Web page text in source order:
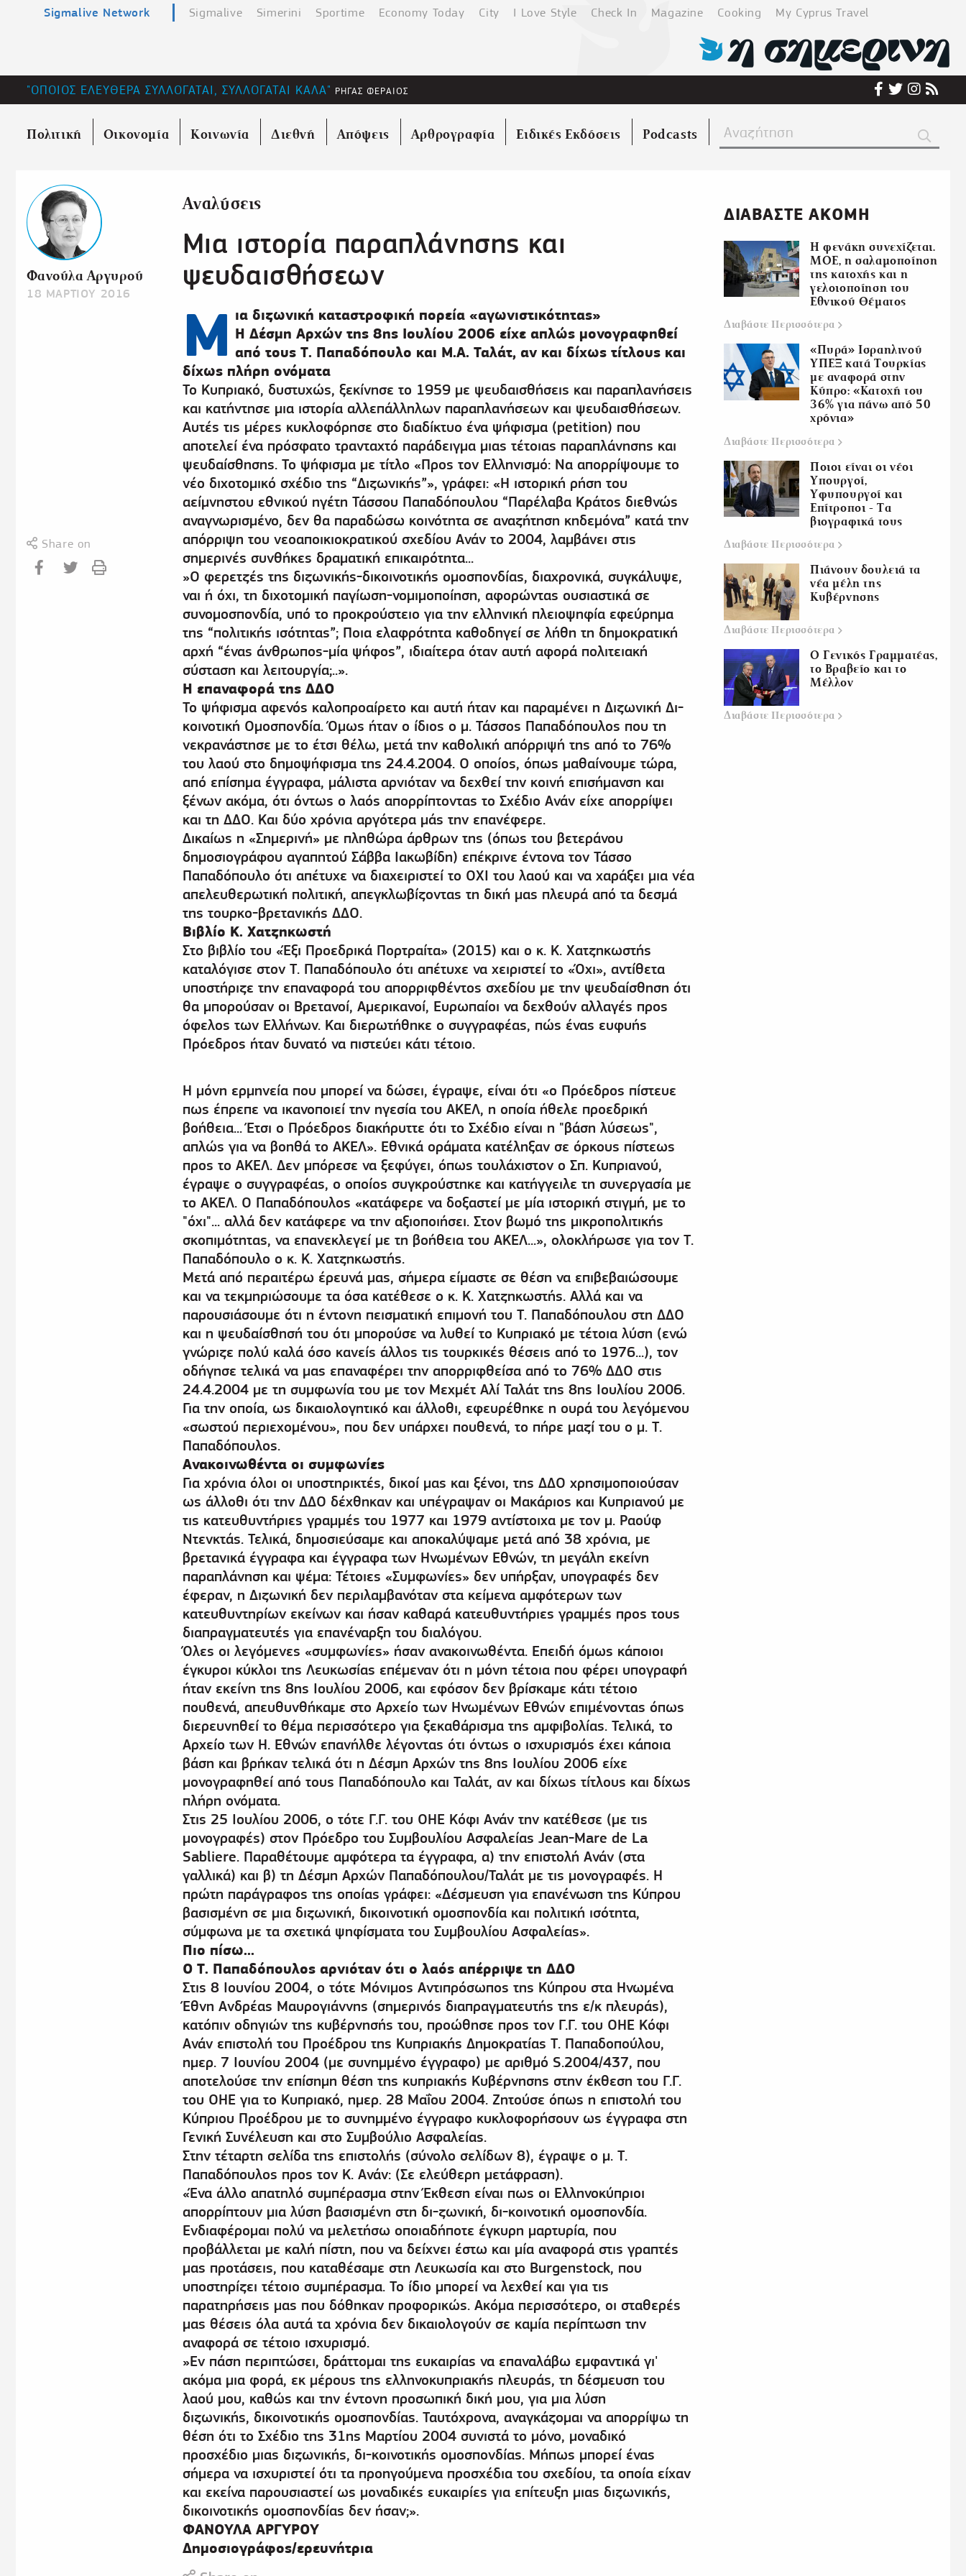
Sigmalive Network Sigmalive Simerini Sportime Economy Today City I Love Style Check In Magazine Cooking My Cyprus Travel
"ΟΠΟΙΟΣ ΕΛΕΥΘΕΡΑ ΣΥΛΛΟΓΑΤΑΙ, ΣΥΛΛΟΓΑΤΑΙ ΚΑΛΑ" ΡΗΓΑΣ ΦΕΡΑΙΟΣ
Πολιτική Οικονομία Κοινωνία Διεθνή Απόψεις Αρθρογραφία Ειδικές Εκδόσεις Podcasts
Φανούλα Αργυρού
18 ΜΑΡΤΙΟΥ 2016
Share on
Αναλύσεις
Μια ιστορία παραπλάνησης και
ψευδαισθήσεων
Μ ια διζωνική καταστροφική πορεία «αγωνιστικότητας»
Η Δέσμη Αρχών της 8ης Ιουλίου 2006 είχε απλώς μονογραφηθεί
από τους Τ. Παπαδόπουλο και Μ.Α. Ταλάτ, αν και δίχως τίτλους και
δίχως πλήρη ονόματα
Το Κυπριακό, δυστυχώς, ξεκίνησε το 1959 με ψευδαισθήσεις και παραπλανήσεις
και κατήντησε μια ιστορία αλλεπάλληλων παραπλανήσεων και ψευδαισθήσεων.
Αυτές τις μέρες κυκλοφόρησε στο διαδίκτυο ένα ψήφισμα (petition) που
αποτελεί ένα πρόσφατο τρανταχτό παράδειγμα μιας τέτοιας παραπλάνησης και
ψευδαίσθησης. Το ψήφισμα με τίτλο «Προς τον Ελληνισμό: Να απορρίψουμε το
νέο διχοτομικό σχέδιο της “Διζωνικής”», γράφει: «H ιστορική ρήση του
αείμνηστου εθνικού ηγέτη Τάσσου Παπαδόπουλου “Παρέλαβα Κράτος διεθνώς
αναγνωρισμένο, δεν θα παραδώσω κοινότητα σε αναζήτηση κηδεμόνα” κατά την
απόρριψη του νεοαποικιοκρατικού σχεδίου Ανάν το 2004, λαμβάνει στις
σημερινές συνθήκες δραματική επικαιρότητα...
»Ο φερετζές της διζωνικής-δικοινοτικής ομοσπονδίας, διαχρονικά, συγκάλυψε,
ναι ή όχι, τη διχοτομική παγίωση-νομιμοποίηση, αφορώντας ουσιαστικά σε
συνομοσπονδία, υπό το προκρούστειο για την ελληνική πλειοψηφία εφεύρημα
της “πολιτικής ισότητας”; Ποια ελαφρότητα καθοδηγεί σε λήθη τη δημοκρατική
αρχή “ένας άνθρωπος-μία ψήφος”, ιδιαίτερα όταν αυτή αφορά πολιτειακή
σύσταση και λειτουργία;..».
Η επαναφορά της ΔΔΟ
Το ψήφισμα αφενός καλοπροαίρετο και αυτή ήταν και παραμένει η Διζωνική Δι-
κοινοτική Ομοσπονδία. Όμως ήταν ο ίδιος ο μ. Τάσσος Παπαδόπουλος που τη
νεκρανάστησε με το έτσι θέλω, μετά την καθολική απόρριψή της από το 76%
του λαού στο δημοψήφισμα της 24.4.2004. Ο οποίος, όπως μαθαίνουμε τώρα,
από επίσημα έγγραφα, μάλιστα αρνιόταν να δεχθεί την κοινή επισήμανση και
ξένων ακόμα, ότι όντως ο λαός απορρίπτοντας το Σχέδιο Ανάν είχε απορρίψει
και τη ΔΔΟ. Και δύο χρόνια αργότερα μάς την επανέφερε.
Δικαίως η «Σημερινή» με πληθώρα άρθρων της (όπως του βετεράνου
δημοσιογράφου αγαπητού Σάββα Ιακωβίδη) επέκρινε έντονα τον Τάσσο
Παπαδόπουλο ότι απέτυχε να διαχειριστεί το ΟΧΙ του λαού και να χαράξει μια νέα
απελευθερωτική πολιτική, απεγκλωβίζοντας τη δική μας πλευρά από τα δεσμά
της τουρκο-βρετανικής ΔΔΟ.
Βιβλίο Κ. Χατζηκωστή
Στο βιβλίο του «Έξι Προεδρικά Πορτραίτα» (2015) και ο κ. Κ. Χατζηκωστής
καταλόγισε στον Τ. Παπαδόπουλο ότι απέτυχε να χειριστεί το «Όχι», αντίθετα
υποστήριζε την επαναφορά του απορριφθέντος σχεδίου με την ψευδαίσθηση ότι
θα μπορούσαν οι Βρετανοί, Αμερικανοί, Ευρωπαίοι να δεχθούν αλλαγές προς
όφελος των Ελλήνων. Και διερωτήθηκε ο συγγραφέας, πώς ένας ευφυής
Πρόεδρος ήταν δυνατό να πιστεύει κάτι τέτοιο.
Η μόνη ερμηνεία που μπορεί να δώσει, έγραψε, είναι ότι «ο Πρόεδρος πίστευε
πως έπρεπε να ικανοποιεί την ηγεσία του ΑΚΕΛ, η οποία ήθελε προεδρική
βοήθεια... Έτσι ο Πρόεδρος διακήρυττε ότι το Σχέδιο είναι η "βάση λύσεως",
απλώς για να βοηθά το ΑΚΕΛ». Εθνικά οράματα κατέληξαν σε όρκους πίστεως
προς το ΑΚΕΛ. Δεν μπόρεσε να ξεφύγει, όπως τουλάχιστον ο Σπ. Κυπριανού,
έγραψε ο συγγραφέας, ο οποίος συγκρούστηκε και κατήγγειλε τη συνεργασία με
το ΑΚΕΛ. Ο Παπαδόπουλος «κατάφερε να δοξαστεί με μία ιστορική στιγμή, με το
"όχι"... αλλά δεν κατάφερε να την αξιοποιήσει. Στον βωμό της μικροπολιτικής
σκοπιμότητας, να επανεκλεγεί με τη βοήθεια του ΑΚΕΛ...», ολοκλήρωσε για τον Τ.
Παπαδόπουλο ο κ. Κ. Χατζηκωστής.
Μετά από περαιτέρω έρευνά μας, σήμερα είμαστε σε θέση να επιβεβαιώσουμε
και να τεκμηριώσουμε τα όσα κατέθεσε ο κ. Κ. Χατζηκωστής. Αλλά και να
παρουσιάσουμε ότι η έντονη πεισματική επιμονή του Τ. Παπαδόπουλου στη ΔΔΟ
και η ψευδαίσθησή του ότι μπορούσε να λυθεί το Κυπριακό με τέτοια λύση (ενώ
γνώριζε πολύ καλά όσο κανείς άλλος τις τουρκικές θέσεις από το 1976...), τον
οδήγησε τελικά να μας επαναφέρει την απορριφθείσα από το 76% ΔΔΟ στις
24.4.2004 με τη συμφωνία του με τον Μεχμέτ Αλί Ταλάτ της 8ης Ιουλίου 2006.
Για την οποία, ως δικαιολογητικό και άλλοθι, εφευρέθηκε η ουρά του λεγόμενου
«σωστού περιεχομένου», που δεν υπάρχει πουθενά, το πήρε μαζί του ο μ. Τ.
Παπαδόπουλος.
Ανακοινωθέντα οι συμφωνίες
Για χρόνια όλοι οι υποστηρικτές, δικοί μας και ξένοι, της ΔΔΟ χρησιμοποιούσαν
ως άλλοθι ότι την ΔΔΟ δέχθηκαν και υπέγραψαν οι Μακάριος και Κυπριανού με
τις κατευθυντήριες γραμμές του 1977 και 1979 αντίστοιχα με τον μ. Ραούφ
Ντενκτάς. Τελικά, δημοσιεύσαμε και αποκαλύψαμε μετά από 38 χρόνια, με
βρετανικά έγγραφα και έγγραφα των Ηνωμένων Εθνών, τη μεγάλη εκείνη
παραπλάνηση και ψέμα: Τέτοιες «Συμφωνίες» δεν υπήρξαν, υπογραφές δεν
έφεραν, η Διζωνική δεν περιλαμβανόταν στα κείμενα αμφότερων των
κατευθυντηρίων εκείνων και ήσαν καθαρά κατευθυντήριες γραμμές προς τους
διαπραγματευτές για επανέναρξη του διαλόγου.
Όλες οι λεγόμενες «συμφωνίες» ήσαν ανακοινωθέντα. Επειδή όμως κάποιοι
έγκυροι κύκλοι της Λευκωσίας επέμεναν ότι η μόνη τέτοια που φέρει υπογραφή
ήταν εκείνη της 8ης Ιουλίου 2006, και εφόσον δεν βρίσκαμε κάτι τέτοιο
πουθενά, απευθυνθήκαμε στο Αρχείο των Ηνωμένων Εθνών επιμένοντας όπως
διερευνηθεί το θέμα περισσότερο για ξεκαθάρισμα της αμφιβολίας. Τελικά, το
Αρχείο των Η. Εθνών επανήλθε λέγοντας ότι όντως ο ισχυρισμός έχει κάποια
βάση και βρήκαν τελικά ότι η Δέσμη Αρχών της 8ης Ιουλίου 2006 είχε
μονογραφηθεί από τους Παπαδόπουλο και Ταλάτ, αν και δίχως τίτλους και δίχως
πλήρη ονόματα.
Στις 25 Ιουλίου 2006, ο τότε Γ.Γ. του ΟΗΕ Κόφι Ανάν την κατέθεσε (με τις
μονογραφές) στον Πρόεδρο του Συμβουλίου Ασφαλείας Jean-Mare de La
Sabliere. Παραθέτουμε αμφότερα τα έγγραφα, α) την επιστολή Ανάν (στα
γαλλικά) και β) τη Δέσμη Αρχών Παπαδόπουλου/Ταλάτ με τις μονογραφές. Η
πρώτη παράγραφος της οποίας γράφει: «Δέσμευση για επανένωση της Κύπρου
βασισμένη σε μια διζωνική, δικοινοτική ομοσπονδία και πολιτική ισότητα,
σύμφωνα με τα σχετικά ψηφίσματα του Συμβουλίου Ασφαλείας».
Πιο πίσω...
Ο Τ. Παπαδόπουλος αρνιόταν ότι ο λαός απέρριψε τη ΔΔΟ
Στις 8 Ιουνίου 2004, ο τότε Μόνιμος Αντιπρόσωπος της Κύπρου στα Ηνωμένα
Έθνη Ανδρέας Μαυρογιάννης (σημερινός διαπραγματευτής της ε/κ πλευράς),
κατόπιν οδηγιών της κυβέρνησής του, προώθησε προς τον Γ.Γ. του ΟΗΕ Κόφι
Ανάν επιστολή του Προέδρου της Κυπριακής Δημοκρατίας Τ. Παπαδοπούλου,
ημερ. 7 Ιουνίου 2004 (με συνημμένο έγγραφο) με αριθμό S.2004/437, που
αποτελούσε την επίσημη θέση της κυπριακής Κυβέρνησης στην έκθεση του Γ.Γ.
του ΟΗΕ για το Κυπριακό, ημερ. 28 Μαΐου 2004. Ζητούσε όπως η επιστολή του
Κύπριου Προέδρου με το συνημμένο έγγραφο κυκλοφορήσουν ως έγγραφα στη
Γενική Συνέλευση και στο Συμβούλιο Ασφαλείας.
Στην τέταρτη σελίδα της επιστολής (σύνολο σελίδων 8), έγραψε ο μ. Τ.
Παπαδόπουλος προς τον Κ. Ανάν: (Σε ελεύθερη μετάφραση).
«Ένα άλλο απατηλό συμπέρασμα στην Έκθεση είναι πως οι Ελληνοκύπριοι
απορρίπτουν μια λύση βασισμένη στη δι-ζωνική, δι-κοινοτική ομοσπονδία.
Ενδιαφέρομαι πολύ να μελετήσω οποιαδήποτε έγκυρη μαρτυρία, που
προβάλλεται με καλή πίστη, που να δείχνει έστω και μία αναφορά στις γραπτές
μας προτάσεις, που καταθέσαμε στη Λευκωσία και στο Burgenstock, που
υποστηρίζει τέτοιο συμπέρασμα. Το ίδιο μπορεί να λεχθεί και για τις
παρατηρήσεις μας που δόθηκαν προφορικώς. Ακόμα περισσότερο, οι σταθερές
μας θέσεις όλα αυτά τα χρόνια δεν δικαιολογούν σε καμία περίπτωση την
αναφορά σε τέτοιο ισχυρισμό.
»Εν πάση περιπτώσει, δράττομαι της ευκαιρίας να επαναλάβω εμφαντικά γι'
ακόμα μια φορά, εκ μέρους της ελληνοκυπριακής πλευράς, τη δέσμευση του
λαού μου, καθώς και την έντονη προσωπική δική μου, για μια λύση
διζωνικής, δικοινοτικής ομοσπονδίας. Ταυτόχρονα, αναγκάζομαι να απορρίψω τη
θέση ότι το Σχέδιο της 31ης Μαρτίου 2004 συνιστά το μόνο, μοναδικό
προσχέδιο μιας διζωνικής, δι-κοινοτικής ομοσπονδίας. Μήπως μπορεί ένας
σήμερα να ισχυριστεί ότι τα προηγούμενα προσχέδια του σχεδίου, τα οποία είχαν
και εκείνα παρουσιαστεί ως μοναδικές ευκαιρίες για επίτευξη μιας διζωνικής,
δικοινοτικής ομοσπονδίας δεν ήσαν;».
ΦΑΝΟΥΛΑ ΑΡΓΥΡΟΥ
Δημοσιογράφος/ερευνήτρια
ΔΙΑΒΑΣΤΕ ΑΚΟΜΗ
Η φενάκη συνεχίζεται.
ΜΟΕ, η σαλαμοποίηση
της κατοχής και η
γελοιοποίηση του
Εθνικού Θέματος
Διαβάστε Περισσότερα
«Πυρά» Ισραηλινού
ΥΠΕΞ κατά Τουρκίας
με αναφορά στην
Κύπρο: «Κατοχή του
36% για πάνω από 50
χρόνια»
Διαβάστε Περισσότερα
Ποιοι είναι οι νέοι
Υπουργοί,
Υφυπουργοί και
Επίτροποι - Τα
βιογραφικά τους
Διαβάστε Περισσότερα
Πιάνουν δουλειά τα
νέα μέλη της
Κυβέρνησης
Διαβάστε Περισσότερα
Ο Γενικός Γραμματέας,
το Βραβείο και το
Μέλλον
Διαβάστε Περισσότερα